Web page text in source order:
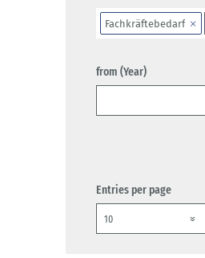
Fachkräftebedarf
from (Year)
Entries per page